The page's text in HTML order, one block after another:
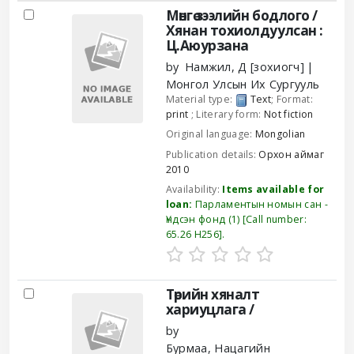
Results
Мөнгө зээлийн бодлого /
Хянан тохиолдуулсан :
Ц.Аюурзана
by Намжил, Д [зохиогч]
Монгол Улсын Их Сургууль
Material type: Text; Format:
print ; Literary form:Not fiction
Original language: Mongolian
Publication details: Орхон аймаг
2010
Availability: Items available for
loan: Парламентын номын сан -
Үндсэн фонд (1) Call number:
65.26 Н256 .
Төрийн хяналт
хариуцлага /
by
Бурмаа, Нацагийн